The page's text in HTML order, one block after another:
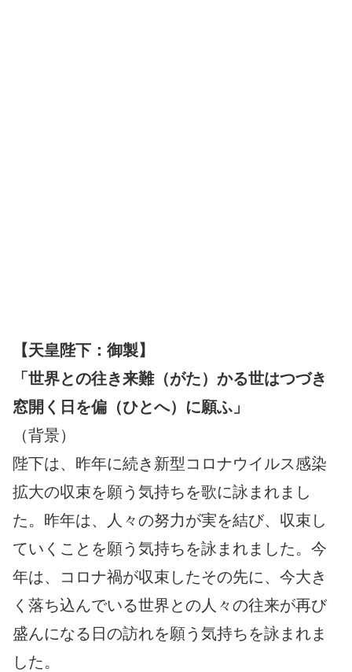
【天皇陛下：御製】
「世界との往き来難（がた）かる世はつづき
窓開く日を偏（ひとへ）に願ふ」
（背景）
陛下は、昨年に続き新型コロナウイルス感染
拡大の収束を願う気持ちを歌に詠まれまし
た。昨年は、人々の努力が実を結び、収束し
ていくことを願う気持ちを詠まれました。今
年は、コロナ禍が収束したその先に、今大き
く落ち込んでいる世界との人々の往来が再び
盛んになる日の訪れを願う気持ちを詠まれま
した。